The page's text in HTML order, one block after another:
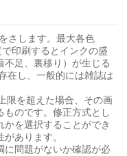
さします。最大各色
印刷するとインクの盛
不足、裏移り）が生じる
在し、一般的には雑誌は
限を超えた場合、その画
のです。修正方式とし
を選択することができ
あります。
に問題がないか確認が必